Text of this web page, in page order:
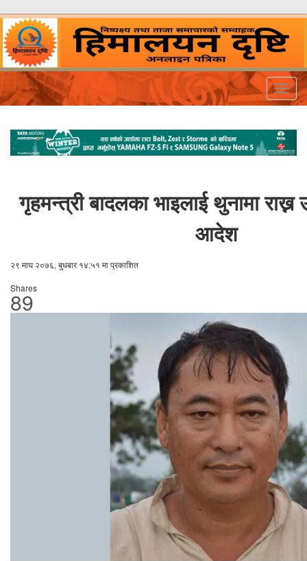
गृहमन्त्री बादलका भाइलाई थुनामा
आदेश
२९ माघ २०७६, बुधबार १४:५१ मा प्रकाशित
Shares
89